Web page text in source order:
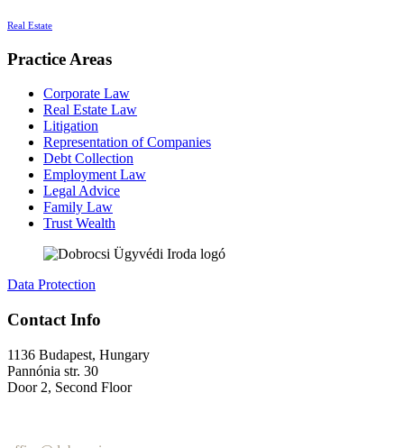
Real Estate
Practice Areas
Corporate Law
Real Estate Law
Litigation
Representation of Companies
Debt Collection
Employment Law
Legal Advice
Family Law
Trust Wealth
Data Protection
Contact Info
1136 Budapest, Hungary
Pannónia str. 30
Door 2, Second Floor